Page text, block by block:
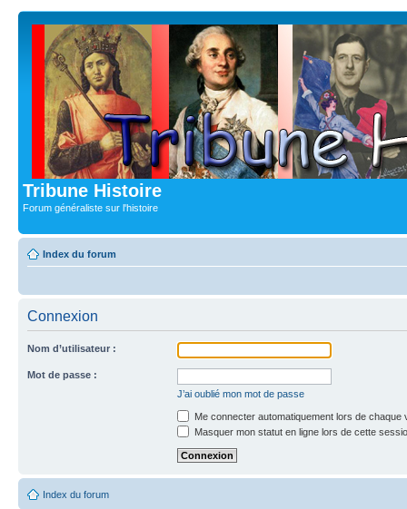
Tribune Histoire
Forum généraliste sur l'histoire
Index du forum
Connexion
Nom d’utilisateur :
Mot de passe :
J’ai oublié mon mot de passe
Me connecter automatiquement lors de chaque
Masquer mon statut en ligne lors de cette
Index du forum